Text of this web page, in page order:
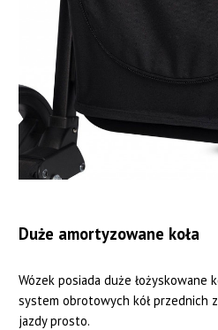
Duże amortyzowane koła
Wózek posiada duże łożyskowane
system obrotowych kół przednich
jazdy prosto.